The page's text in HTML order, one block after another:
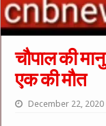
चौपाल की
एक की मौत
December 22, 2020